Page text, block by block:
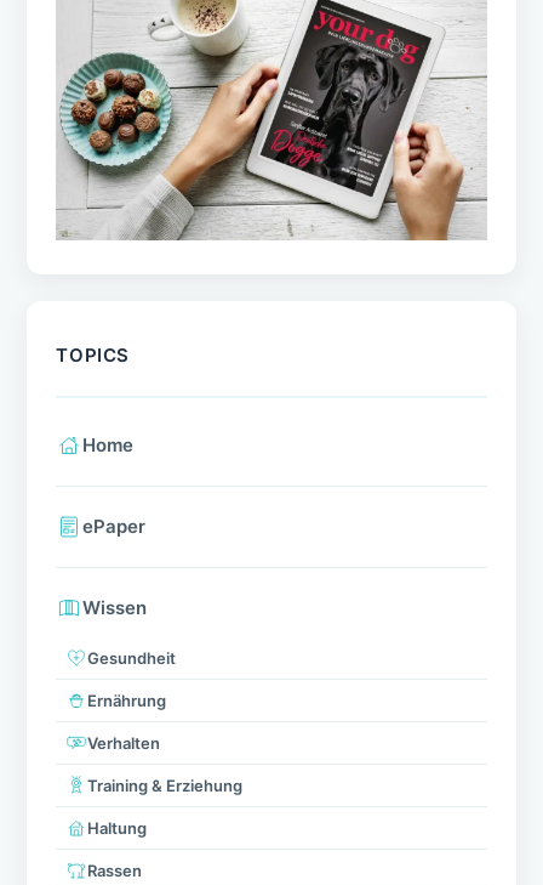
TOPICS
Home
ePaper
Wissen
Gesundheit
Ernährung
Verhalten
Training & Erziehung
Haltung
Rassen